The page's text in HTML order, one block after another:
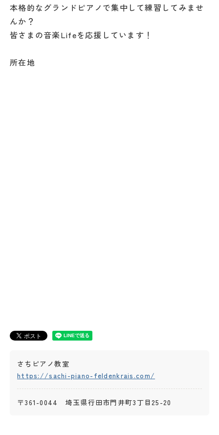
本格的なグランドピアノで集中して練習してみませ
んか？
皆さまの音楽Lifeを応援しています！
所在地
さちピアノ教室
https://sachi-piano-feldenkrais.com/
〒361-0044 埼玉県行田市門井町3丁目25-20